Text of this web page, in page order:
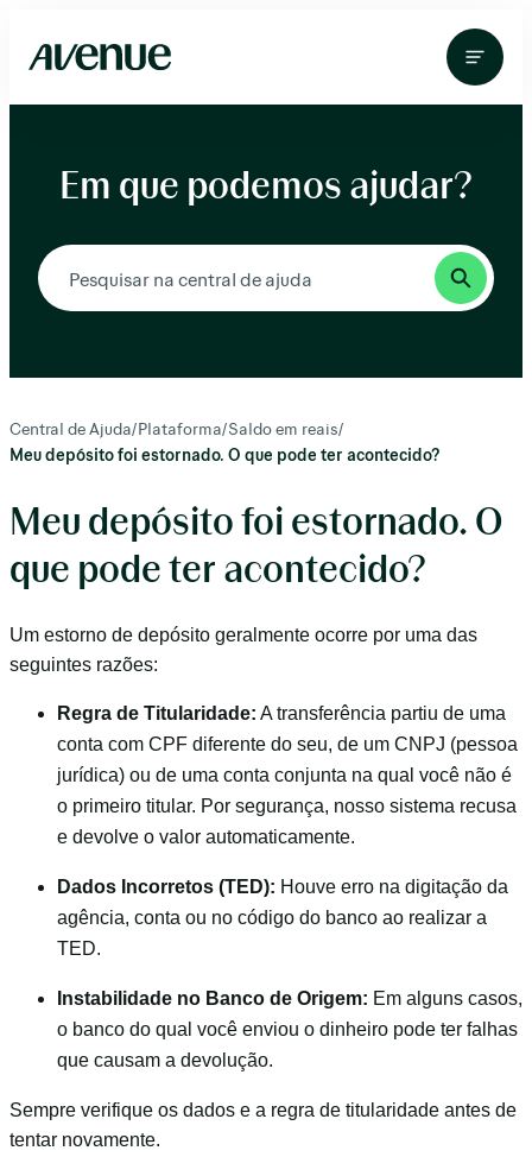
para
conteúdo
Em que podemos ajudar?
Central de Ajuda/Plataforma/Saldo em reais/
Meu depósito foi estornado. O que pode ter acontecido?
Meu depósito foi estornado. O
que pode ter acontecido?
Um estorno de depósito geralmente ocorre por uma das
seguintes razões:
Regra de Titularidade: A transferência partiu de uma
conta com CPF diferente do seu, de um CNPJ (pessoa
jurídica) ou de uma conta conjunta na qual você não é
o primeiro titular. Por segurança, nosso sistema recusa
e devolve o valor automaticamente.
Dados Incorretos (TED): Houve erro na digitação da
agência, conta ou no código do banco ao realizar a
TED.
Instabilidade no Banco de Origem: Em alguns casos,
o banco do qual você enviou o dinheiro pode ter falhas
que causam a devolução.
Sempre verifique os dados e a regra de titularidade antes de
tentar novamente.